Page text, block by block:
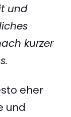
und
kurzer
eher
und